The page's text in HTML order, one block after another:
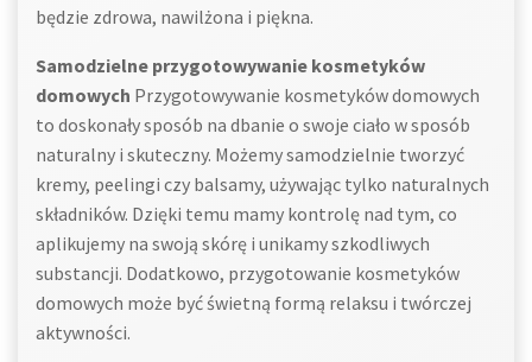
będzie zdrowa, nawilżona i piękna.
Samodzielne przygotowywanie kosmetyków
domowych Przygotowywanie kosmetyków domowych
to doskonały sposób na dbanie o swoje ciało w sposób
naturalny i skuteczny. Możemy samodzielnie tworzyć
kremy, peelingi czy balsamy, używając tylko naturalnych
składników. Dzięki temu mamy kontrolę nad tym, co
aplikujemy na swoją skórę i unikamy szkodliwych
substancji. Dodatkowo, przygotowanie kosmetyków
domowych może być świetną formą relaksu i twórczej
aktywności.